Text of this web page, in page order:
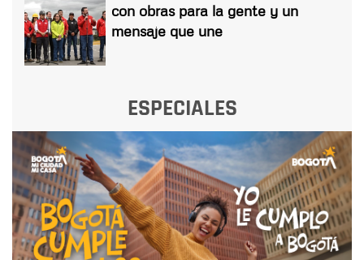
con obras para la gente y un
mensaje que une
ESPECIALES